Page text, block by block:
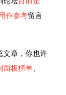
作参考留言
文章，你也许
面板榜单